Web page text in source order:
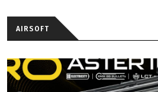
AIRSOFT